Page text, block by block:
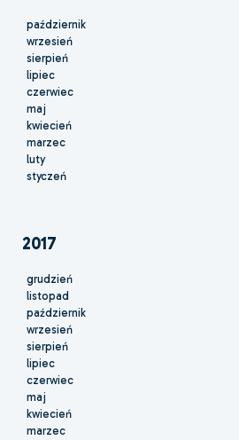
październik
wrzesień
sierpień
lipiec
czerwiec
maj
kwiecień
marzec
luty
styczeń
2017
grudzień
listopad
październik
wrzesień
sierpień
lipiec
czerwiec
maj
kwiecień
marzec